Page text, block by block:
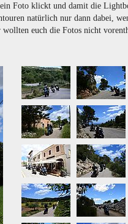
Foto klickt und damit die
natürlich nur dann dabei,
euch die Fotos nicht